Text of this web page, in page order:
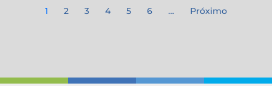
1 2 3 4 5 6 … Próximo